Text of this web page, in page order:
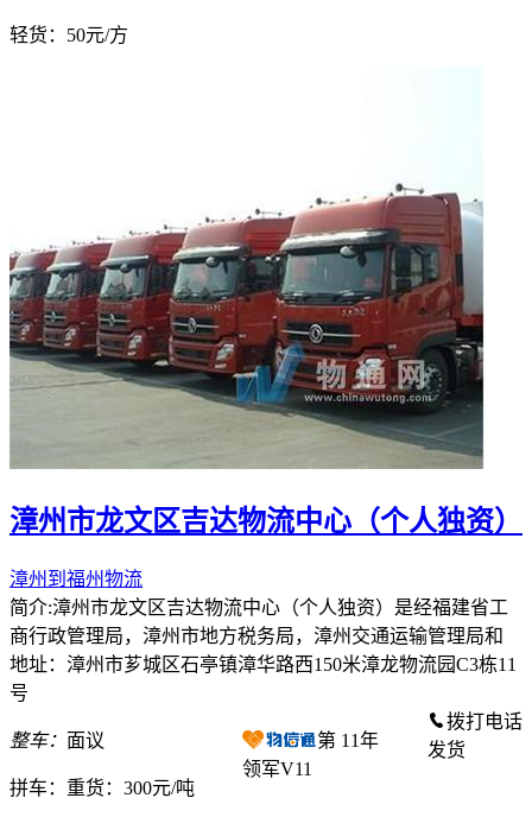
轻货： 50元/方
漳州市龙文区吉达物流中心（个人独资）
漳州到福州物流
简介:漳州市龙文区吉达物流中心（个人独资）是经福建省工
商行政管理局，漳州市地方税务局，漳州交通运输管理局和
地址：漳州市芗城区石亭镇漳华路西150米漳龙物流园C3栋11
号
整车： 面议
拼车： 重货：300元/吨
第 11年
领军V11
拨打电话
发货